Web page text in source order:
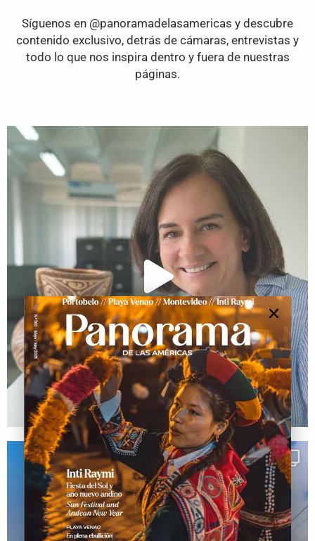
Síguenos en @panoramadelasamericas y descubre
contenido exclusivo, detrás de cámaras, entrevistas y
todo lo que nos inspira dentro y fuera de nuestras
páginas.